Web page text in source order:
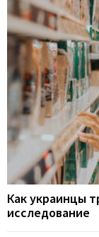
Как украинцы
исследование